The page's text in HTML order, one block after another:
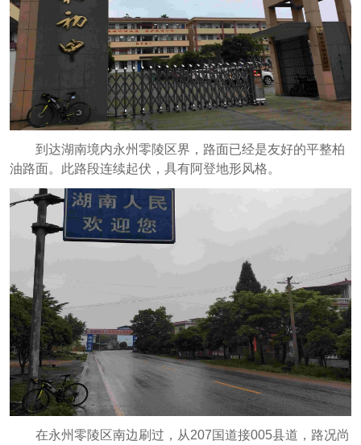
到达湖南境内永州零陵区界，路面已经是友好的平整柏
油路面。此路段连续起伏，具有阿登地形风格。
在永州零陵区南边刷过，从207国道接005县道，路况尚